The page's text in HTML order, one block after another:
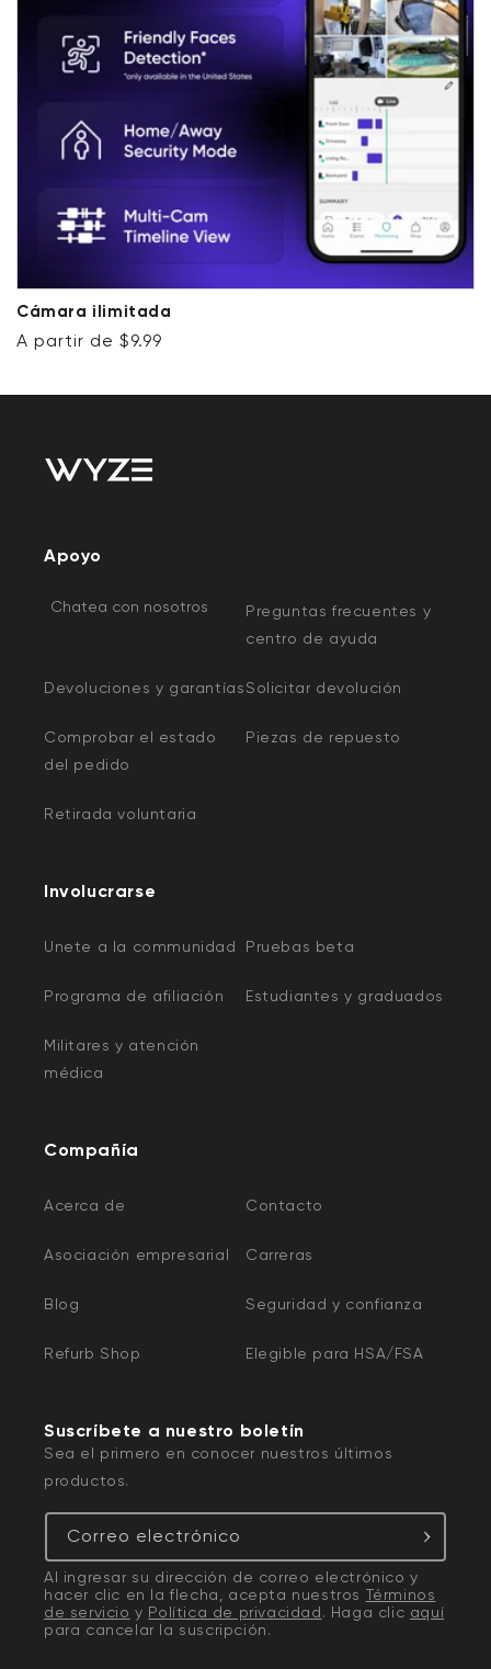
Cámara ilimitada
Precio habitual
A partir de $9.99
Apoyo
Chatea con nosotros
Preguntas frecuentes y
centro de ayuda
Devoluciones y garantíasSolicitar devolución
Comprobar el estado
del pedido
Piezas de repuesto
Retirada voluntaria
Involucrarse
Unete a la communidad Pruebas beta
Programa de afiliación Estudiantes y graduados
Militares y atención
médica
Compañía
Acerca de Contacto
Asociación empresarial Carreras
Blog Seguridad y confianza
Refurb Shop Elegible para HSA/FSA
Suscríbete a nuestro boletín
Sea el primero en conocer nuestros últimos
productos.
Correo electrónico
Al ingresar su dirección de correo electrónico y
hacer clic en la flecha, acepta nuestros Términos
de servicio y Política de privacidad. Haga clic aquí
para cancelar la suscripción.